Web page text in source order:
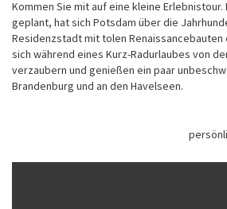
Kommen Sie mit auf eine kleine
geplant, hat sich Potsdam über die
Residenzstadt mit tolen Renaissancebauten
sich während eines Kurz-Radurlaubes von
verzaubern und genießen ein paar
Brandenburg und an den Havelseen.